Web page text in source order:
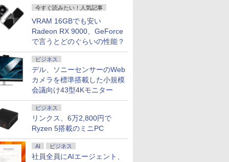
今すぐ読みたい！人気記事
VRAM 16GBでも安い
Radeon RX 9000、GeForce
で言うとどのぐらいの性能？
ビジネス
デル、ソニーセンサーのWeb
カメラを標準搭載した小規模
会議向け43型4Kモニター
ビジネス
リンクス、6万2,800円で
Ryzen 5搭載のミニPC
AI ビジネス
社員全員にAIエージェント、